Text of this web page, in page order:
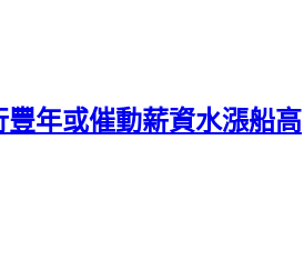
年或催動薪資水漲船高